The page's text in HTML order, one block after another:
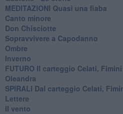
MEDITAZIONI Quasi una fiaba
Canto minore
Don Chisciotte
Sopravvivere a Capodanno
Ombre
Inverno
FUTURO Il carteggio Celati, Fimini
Oleandra
SPIRALI Dal carteggio Celati,
Lettere
Il vento